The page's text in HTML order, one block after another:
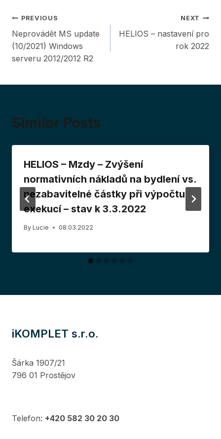
Post
navigation
PREVIOUS
Neprovádět MS update
(10/2021) Windows
serveru 2012/2012 R2
NEXT
HELIOS – nastavení pro
rok 2022
Similar Posts
HELIOS – Mzdy – Zvýšení
normativních nákladů na bydlení vs.
nezabavitelné částky při výpočtu
exekucí – stav k 3.3.2022
By Lucie 08.03.2022
iKOMPLET s.r.o.
Šárka 1907/21
796 01 Prostějov
Telefon: +420 582 30 20 30